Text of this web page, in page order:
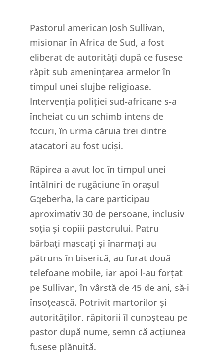
Pastorul american Josh Sullivan,
misionar în Africa de Sud, a fost
eliberat de autorități după ce fusese
răpit sub amenințarea armelor în
timpul unei slujbe religioase.
Intervenția poliției sud-africane s-a
încheiat cu un schimb intens de
focuri, în urma căruia trei dintre
atacatori au fost uciși.
Răpirea a avut loc în timpul unei
întâlniri de rugăciune în orașul
Gqeberha, la care participau
aproximativ 30 de persoane, inclusiv
soția și copiii pastorului. Patru
bărbați mascați și înarmați au
pătruns în biserică, au furat două
telefoane mobile, iar apoi l-au forțat
pe Sullivan, în vârstă de 45 de ani, să-i
însoțească. Potrivit martorilor și
autorităților, răpitorii îl cunoșteau pe
pastor după nume, semn că acțiunea
fusese plănuită.